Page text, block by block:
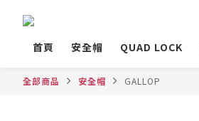
首頁
安全帽 QUAD LOCK
全部商品 安全帽 GALLOP